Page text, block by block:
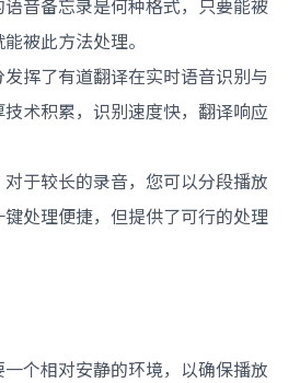
音备忘录是何种格式，只要能被
被此方法处理。
发挥了有道翻译在实时语音识别与
术积累，识别速度快，翻译响应
对于较长的录音，您可以分段播放
处理便捷，但提供了可行的处理
一个相对安静的环境，以确保播放